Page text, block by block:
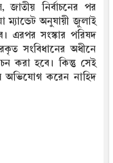
জাতীয় নির্বাচনের পর
ম্যান্ডেট অনুযায়ী জুলাই
এরপর সংস্কার পরিষদ
সংবিধানের অধীনে
করা হবে। কিন্তু সেই
অভিযোগ করেন নাহিদ